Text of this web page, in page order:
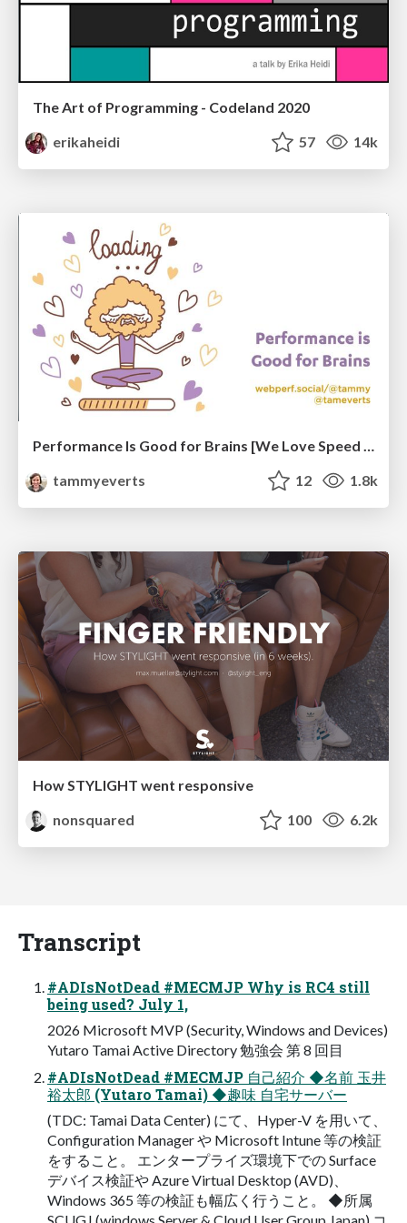
The Art of Programming - Codeland 2020
erikaheidi
57 14k
Performance Is Good for Brains [We Love Speed 2024]
tammyeverts
12 1.8k
How STYLIGHT went responsive
nonsquared
100 6.2k
Transcript
#ADIsNotDead #MECMJP Why is RC4 still
being used? July 1,
2026 Microsoft MVP (Security, Windows and Devices)
Yutaro Tamai Active Directory 勉強会 第 8 回目
#ADIsNotDead #MECMJP 自己紹介 ◆名前 玉井
裕太郎 (Yutaro Tamai) ◆趣味 自宅サーバー
(TDC: Tamai Data Center) にて、Hyper-V を用いて、
Configuration Manager や Microsoft Intune 等の検証
をすること。 エンタープライズ環境下での Surface
デバイス検証や Azure Virtual Desktop (AVD)、
Windows 365 等の検証も幅広く行うこと。 ◆所属
SCUGJ (windows Server & Cloud User Group Japan) コ